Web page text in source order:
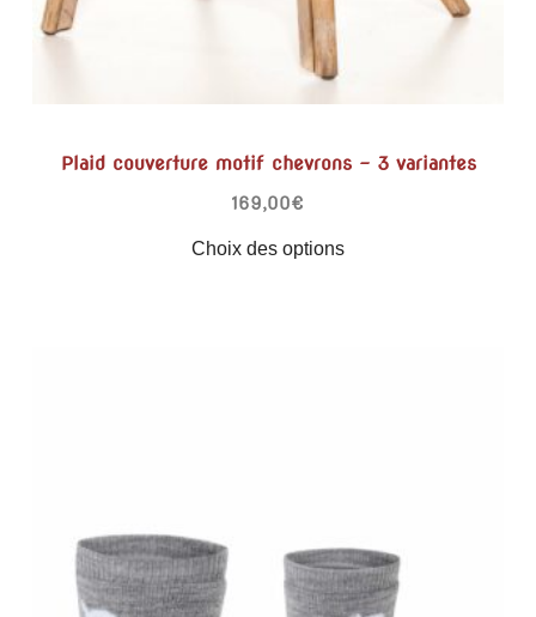
Plaid couverture motif chevrons – 3 variantes
169,00€
Choix des options